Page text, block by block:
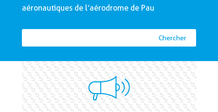
aéronautiques de l’aérodrome de Pau